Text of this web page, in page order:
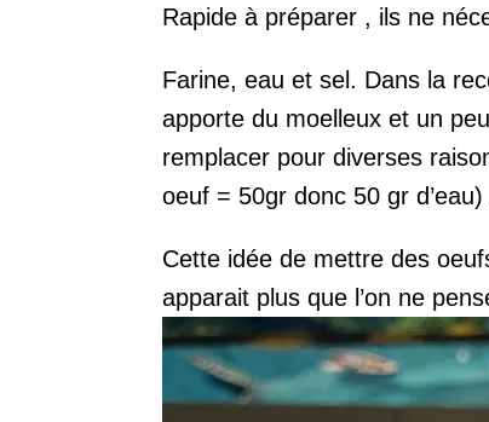
Rapide à préparer , ils ne
Farine, eau et sel. Dans la
apporte du moelleux et un
remplacer pour diverses
oeuf = 50gr donc 50 gr d’eau)
Cette idée de mettre des
apparait plus que l’on ne